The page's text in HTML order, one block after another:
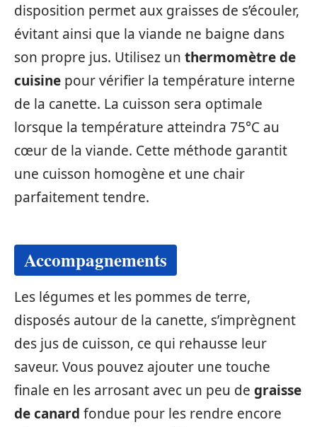
disposition permet aux graisses de s’écouler,
évitant ainsi que la viande ne baigne dans
son propre jus. Utilisez un thermomètre de
cuisine pour vérifier la température interne
de la canette. La cuisson sera optimale
lorsque la température atteindra 75°C au
cœur de la viande. Cette méthode garantit
une cuisson homogène et une chair
parfaitement tendre.
Accompagnements
Les légumes et les pommes de terre,
disposés autour de la canette, s’imprègnent
des jus de cuisson, ce qui rehausse leur
saveur. Vous pouvez ajouter une touche
finale en les arrosant avec un peu de graisse
de canard fondue pour les rendre encore